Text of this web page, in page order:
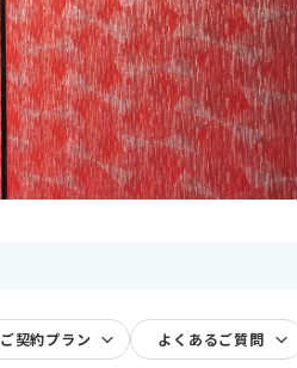
ご契約プラン よくあるご質問